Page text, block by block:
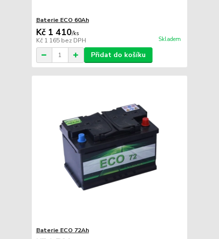
Baterie ECO 60Ah
Kč 1 410/ks
Kč 1 165 bez DPH Skladem
Přidat do košíku
Baterie ECO 72Ah